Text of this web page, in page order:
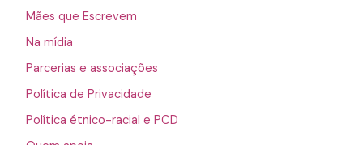
Mães que Escrevem
Na mídia
Parcerias e associações
Política de Privacidade
Política étnico-racial e PCD